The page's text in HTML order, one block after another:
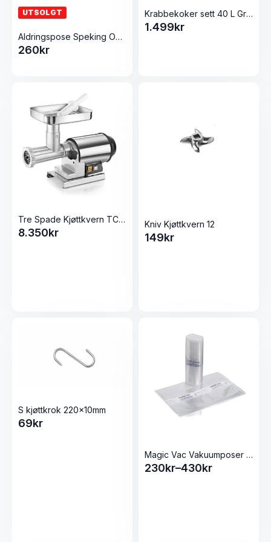
UTSOLGT
Aldringspose Speking Og Røyking Rull 300×3000
260kr
Krabbekoker sett 40 L Gryte og Gasstilkobling
1.499kr
Tre Spade Kjøttkvern TC-22 Elegant
8.350kr
Kniv Kjøttkvern 12
149kr
S kjøttkrok 220x10mm
69kr
Magic Vac Vakuumposer med label
230kr–430kr
Prisområde: